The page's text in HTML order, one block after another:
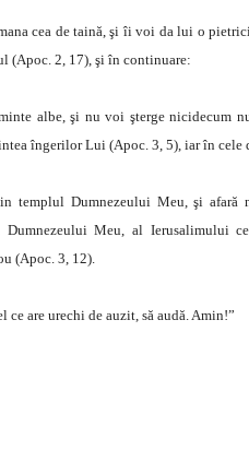
cea de taină, şi îi voi da lui o
(Apoc. 2, 17), şi în continuare:
albe, şi nu voi şterge nicidecum
îngerilor Lui (Apoc. 3, 5), iar în cele
templul Dumnezeului Meu, şi
Meu, al Ierusalimului
(Apoc. 3, 12).
ce are urechi de auzit, să audă. Amin!”